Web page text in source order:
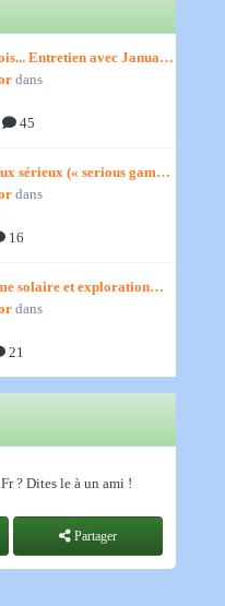
Entretien avec January,
dans
45
sérieux (« serious games
dans
16
solaire et exploration
dans
21
? Dites le à un ami !
Partager